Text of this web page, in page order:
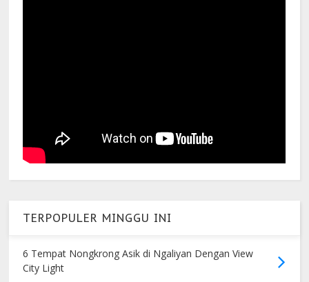
TERPOPULER MINGGU INI
6 Tempat Nongkrong Asik di Ngaliyan Dengan View
City Light